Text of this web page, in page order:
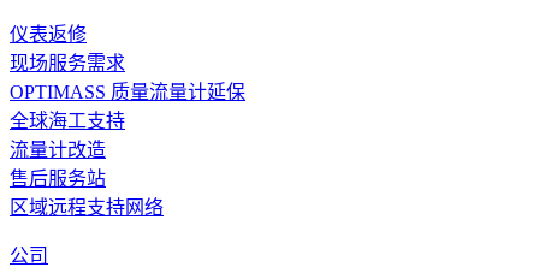
仪表返修
现场服务需求
OPTIMASS 质量流量计延保
全球海工支持
流量计改造
售后服务站
区域远程支持网络
公司